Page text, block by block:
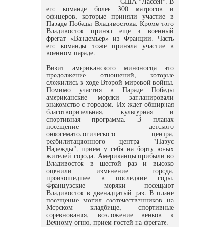
его команде более 300 матросов и
офицеров, которые приняли участие в
Параде Победы Владивостока. Кроме того
Владивосток принял еще и военный
фрегат «Вандемьер» из Франции. Часть
его команды тоже приняла участие в
военном параде.
Визит американского миноносца это
продолжение отношений, которые
сложились в ходе Второй мировой войны.
Помимо участия в Параде Победы
американские моряки запланировали
знакомство с городом. Их ждет обширная
благотворительная, культурная и
спортивная программа. В планах
посещение детского
онкогематологического центра,
реабилитационного центра "Парус
Надежды", прием у себя на борту юных
жителей города. Американцы прибыли во
Владивосток в шестой раз и высоко
оценили изменение города,
произошедшее в последние годы.
Французские моряки посещают
Владивосток в двенадцатый раз. В плане
посещение могил соотечественников на
Морском кладбище, спортивные
соревнования, возложение венков к
Вечному огню, прием гостей на фрегате.